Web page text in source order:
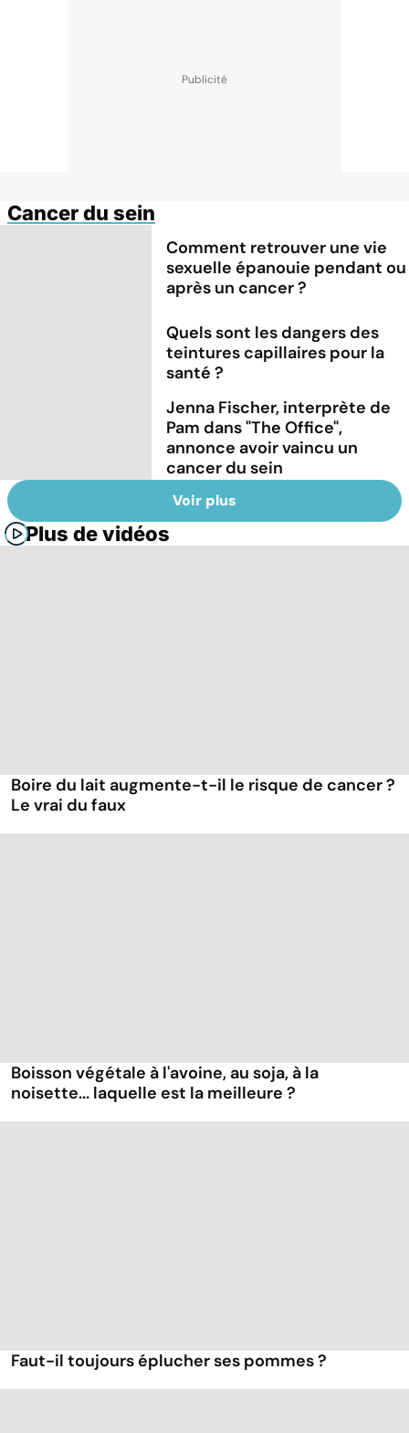
Cancer du sein
Comment retrouver une vie
sexuelle épanouie pendant ou
après un cancer ?
Quels sont les dangers des
teintures capillaires pour la
santé ?
Jenna Fischer, interprète de
Pam dans "The Office",
annonce avoir vaincu un
cancer du sein
Voir plus
Plus de vidéos
Boire du lait augmente-t-il le risque de cancer ?
Le vrai du faux
Boisson végétale à l'avoine, au soja, à la
noisette... laquelle est la meilleure ?
Faut-il toujours éplucher ses pommes ?